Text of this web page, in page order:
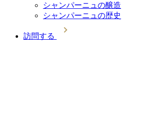
シャンパーニュの醸造
シャンパーニュの歴史
訪問する